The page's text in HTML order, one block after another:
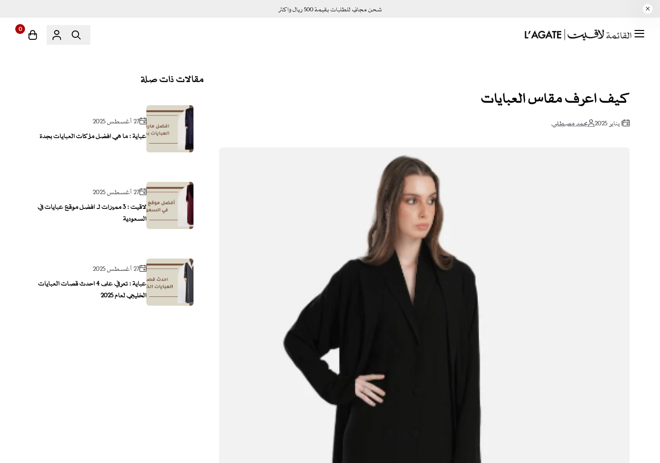
شحن مجاني للطلبات بقيمة 500 ريال واكثر
القائمة 0
كيف اعرف مقاس العبايات
1 يناير 2025 محمد مصطفي
مقالات ذات صلة
27 أغسطس 2025
عباية : ما هي افضل ماركات العبايات بجدة
27 أغسطس 2025
لاقيت : 3 مميزات لـ أفضل موقع عبايات في
السعودية
27 أغسطس 2025
عباية : تعرفي على 4 احدث قصات العبايات
الخليجي لعام 2025